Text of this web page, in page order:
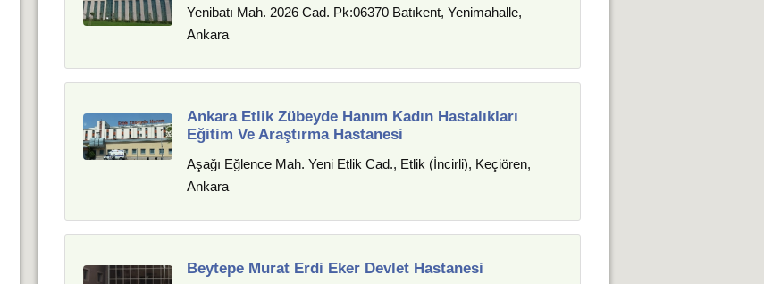
Yenibatı Mah. 2026 Cad. Pk:06370 Batıkent, Yenimahalle,
Ankara
Ankara Etlik Zübeyde Hanım Kadın Hastalıkları
Eğitim Ve Araştırma Hastanesi
Aşağı Eğlence Mah. Yeni Etlik Cad., Etlik (İncirli), Keçiören,
Ankara
Beytepe Murat Erdi Eker Devlet Hastanesi